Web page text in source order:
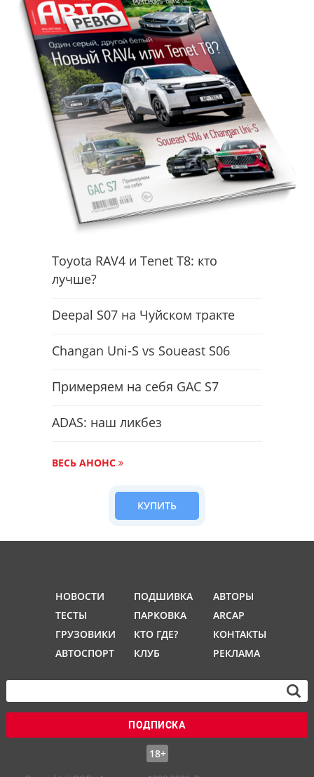
Toyota RAV4 и Tenet T8: кто
лучше?
Deepal S07 на Чуйском тракте
Changan Uni-S vs Soueast S06
Примеряем на себя GAC S7
ADAS: наш ликбез
ВЕСЬ АНОНС
КУПИТЬ
НОВОСТИ
ТЕСТЫ
ГРУЗОВИКИ
АВТОСПОРТ
ПОДШИВКА
ПАРКОВКА
КТО ГДЕ?
КЛУБ
АВТОРЫ
ARCAP
КОНТАКТЫ
РЕКЛАМА
ПОДПИСКА
18+